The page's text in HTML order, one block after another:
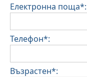
Електронна поща*:
Телефон*:
Възрастен*: